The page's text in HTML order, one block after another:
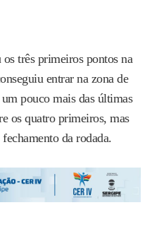
três primeiros pontos na
entrar na zona de
pouco mais das últimas
os quatro primeiros, mas
da rodada.